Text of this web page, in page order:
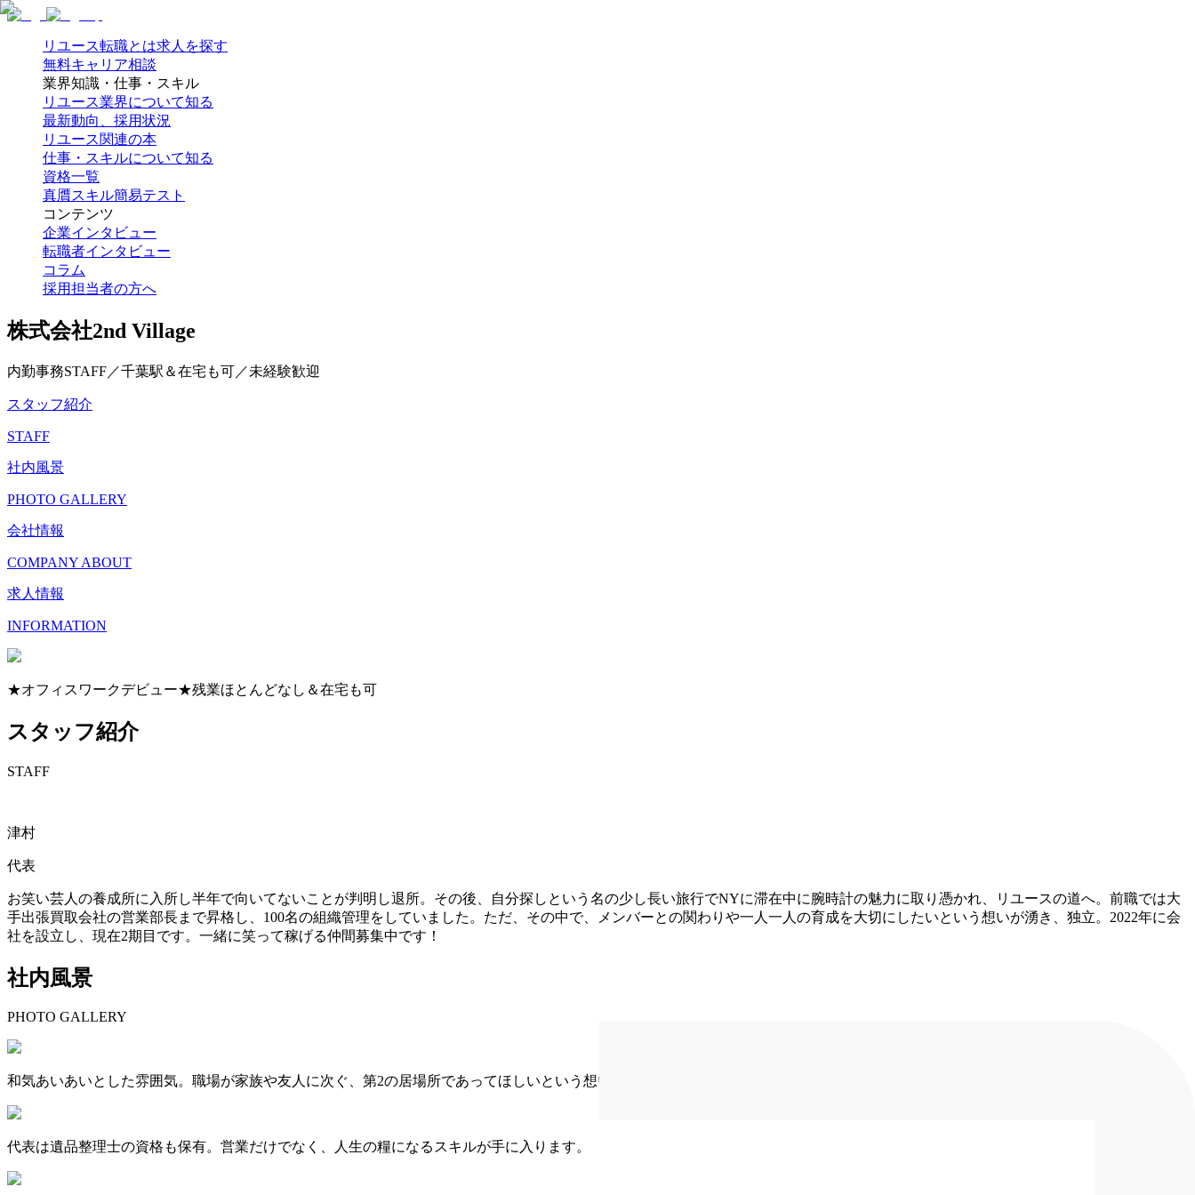
リユース転職とは求人を探す
無料キャリア相談
業界知識・仕事・スキル
リユース業界について知る
最新動向、採用状況
リユース関連の本
仕事・スキルについて知る
資格一覧
真贋スキル簡易テスト
コンテンツ
企業インタビュー
転職者インタビュー
コラム
採用担当者の方へ
株式会社2nd Village
内勤事務STAFF／千葉駅＆在宅も可／未経験歓迎
スタッフ紹介
STAFF
社内風景
PHOTO GALLERY
会社情報
COMPANY ABOUT
求人情報
INFORMATION
★オフィスワークデビュー★残業ほとんどなし＆在宅も可
スタッフ紹介
STAFF
津村
代表
お笑い芸人の養成所に入所し半年で向いてないことが判明し退所。その後、自分探しという名の少し長い旅行でNYに滞在中に腕時計の魅力に取り憑かれ、リユースの道へ。前職では大
手出張買取会社の営業部長まで昇格し、100名の組織管理をしていました。ただ、その中で、メンバーとの関わりや一人一人の育成を大切にしたいという想いが湧き、独立。2022年に会
社を設立し、現在2期目です。一緒に笑って稼げる仲間募集中です！
社内風景
PHOTO GALLERY
和気あいあいとした雰囲気。職場が家族や友人に次ぐ、第2の居場所であってほしいという想いがあります。
代表は遺品整理士の資格も保有。営業だけでなく、人生の糧になるスキルが手に入ります。